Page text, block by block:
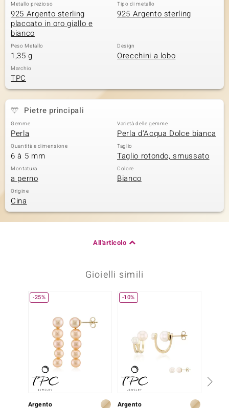
Metallo prezioso
925 Argento sterling
placcato in oro giallo e
bianco
Tipo di metallo
925 Argento sterling
Peso Metallo
1,35 g
Design
Orecchini a lobo
Marchio
TPC
Pietre principali
Gemme
Perla
Varietà delle gemme
Perla d'Acqua Dolce bianca
Quantità e dimensione
6 à 5 mm
Taglio
Taglio rotondo, smussato
Montatura
a perno
Colore
Bianco
Origine
Cina
All'articolo
Gioielli simili
-25%
Argento
-10%
Argento